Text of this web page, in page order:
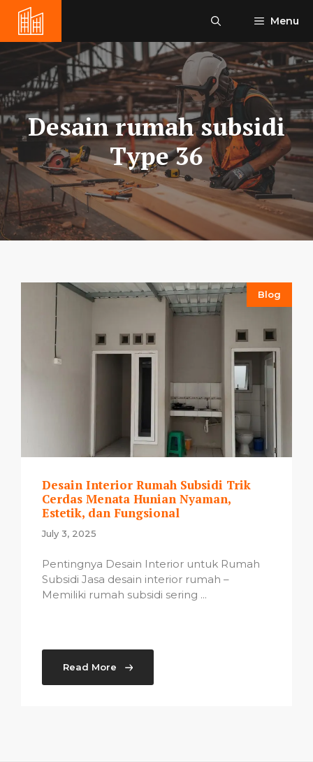
content
Menu
Desain rumah subsidi
Type 36
Blog
Desain Interior Rumah Subsidi Trik
Cerdas Menata Hunian Nyaman,
Estetik, dan Fungsional
July 3, 2025
Pentingnya Desain Interior untuk Rumah
Subsidi Jasa desain interior rumah –
Memiliki rumah subsidi sering ...
Read More